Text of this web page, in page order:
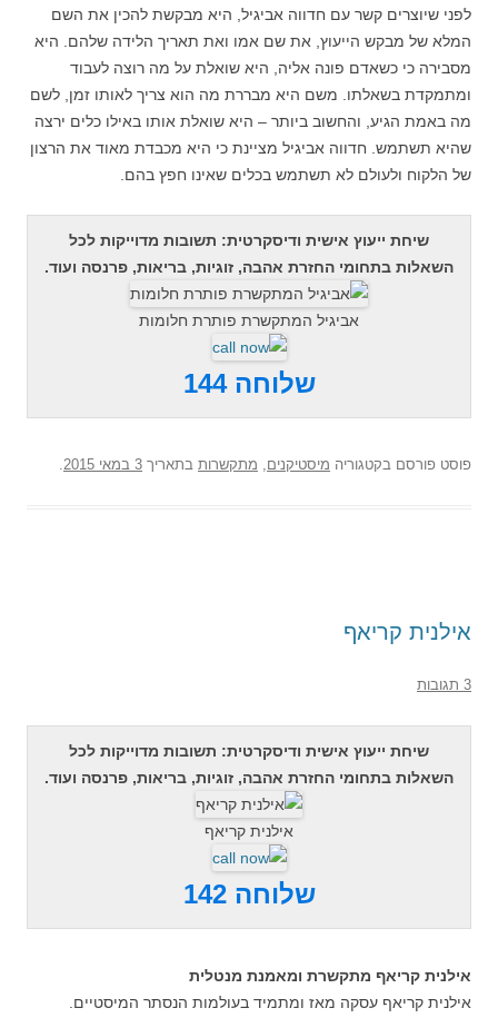
לפני שיוצרים קשר עם חדווה אביגיל, היא מבקשת להכין את השם
המלא של מבקש הייעוץ, את שם אמו ואת תאריך הלידה שלהם. היא
מסבירה כי כשאדם פונה אליה, היא שואלת על מה רוצה לעבוד
ומתמקדת בשאלתו. משם היא מבררת מה הוא צריך לאותו זמן, לשם
מה באמת הגיע, והחשוב ביותר – היא שואלת אותו באילו כלים ירצה
שהיא תשתמש. חדווה אביגיל מציינת כי היא מכבדת מאוד את הרצון
של הלקוח ולעולם לא תשתמש בכלים שאינו חפץ בהם.
שיחת ייעוץ אישית ודיסקרטית: תשובות מדוייקות לכל
השאלות בתחומי החזרת אהבה, זוגיות, בריאות, פרנסה ועוד.
אביגיל המתקשרת פותרת חלומות
שלוחה 144
פוסט פורסם בקטגוריה מיסטיקנים, מתקשרות בתאריך 3 במאי 2015 .
אילנית קריאף
3 תגובות
שיחת ייעוץ אישית ודיסקרטית: תשובות מדוייקות לכל
השאלות בתחומי החזרת אהבה, זוגיות, בריאות, פרנסה ועוד.
אילנית קריאף
שלוחה 142
אילנית קריאף מתקשרת ומאמנת מנטלית
אילנית קריאף עסקה מאז ומתמיד בעולמות הנסתר המיסטיים.